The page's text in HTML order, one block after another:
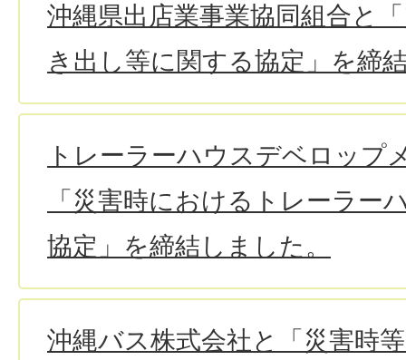
沖縄県出店業事業協同組合と
き出し等に関する協定」を締
トレーラーハウスデベロップ
「災害時におけるトレーラー
協定」を締結しました。
沖縄バス株式会社と「災害時